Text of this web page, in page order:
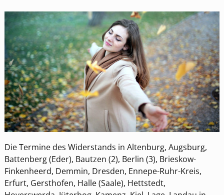
Die Termine des Widerstands in Altenburg, Augsburg,
Battenberg (Eder), Bautzen (2), Berlin (3), Brieskow-
Finkenheerd, Demmin, Dresden, Ennepe-Ruhr-Kreis,
Erfurt, Gersthofen, Halle (Saale), Hettstedt,